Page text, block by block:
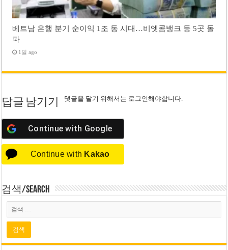
베트남 은행 분기 순이익 1조 동 시대…비엣콤뱅크 등 5곳 돌
파
1일 ago
답글 남기기 댓글을 달기 위해서는 로그인해야합니다.
Continue with Google
Continue with Kakao
검색/Search